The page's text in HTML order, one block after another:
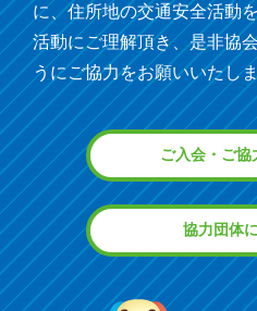
に、住所地の交通安全活動
活動にご理解頂き、是非協
うにご協力をお願いいたし
ご入会・ご協
協力団体